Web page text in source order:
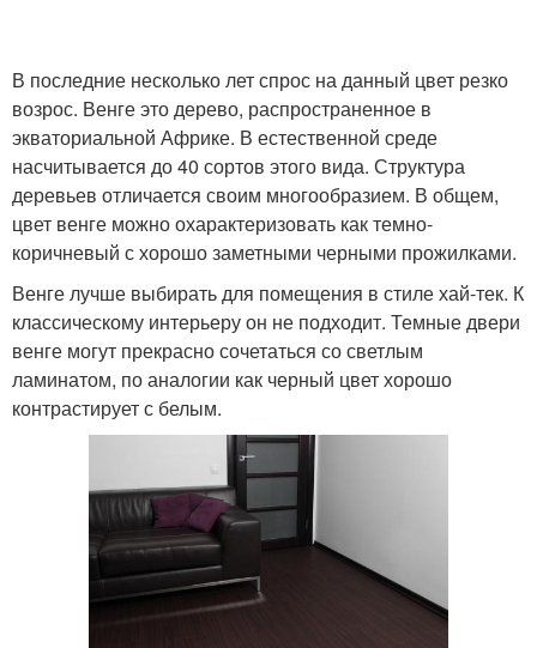
В последние несколько лет спрос на данный цвет резко
возрос. Венге это дерево, распространенное в
экваториальной Африке. В естественной среде
насчитывается до 40 сортов этого вида. Структура
деревьев отличается своим многообразием. В общем,
цвет венге можно охарактеризовать как темно-
коричневый с хорошо заметными черными прожилками.
Венге лучше выбирать для помещения в стиле хай-тек. К
классическому интерьеру он не подходит. Темные двери
венге могут прекрасно сочетаться со светлым
ламинатом, по аналогии как черный цвет хорошо
контрастирует с белым.